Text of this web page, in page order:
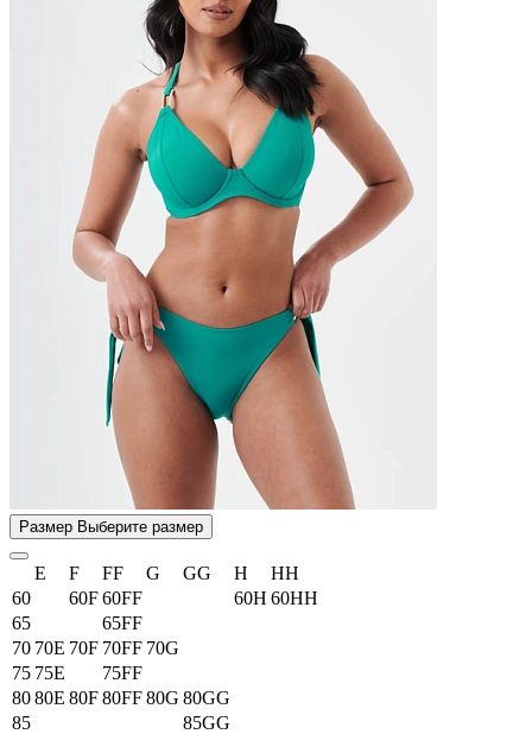
Размер Выберите размер
E F FF G GG H
HH
60
60F60FF 60H 60HH
65
65FF
70 70E 70F 70FF 70G
75 75E
75FF
8080E 80F80FF80G 80GG
85
85GG